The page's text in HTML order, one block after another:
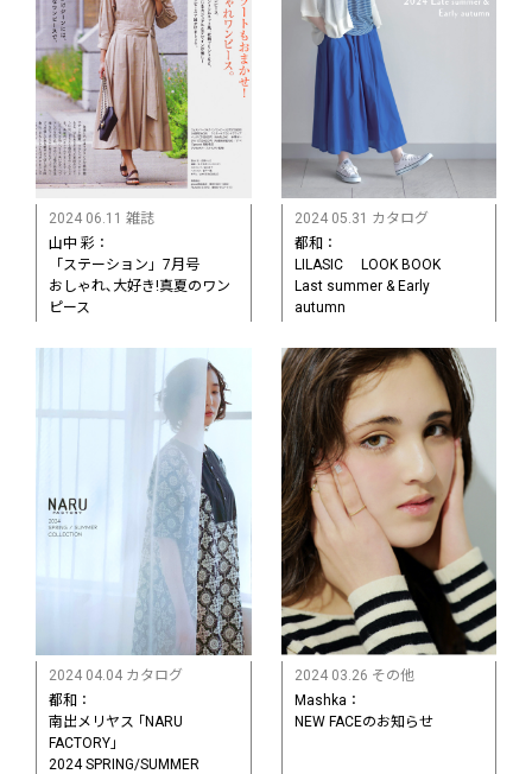
2024 06.11 雑誌
山中 彩：
「ステーション」7月号
おしゃれ､大好き!真夏のワン
ピース
2024 05.31 カタログ
都和：
LILASIC LOOK BOOK
Last summer & Early
autumn
2024 04.04 カタログ
都和：
南出メリヤス ｢NARU
FACTORY｣
2024 SPRING/SUMMER
2024 03.26 その他
Mashka：
NEW FACEのお知らせ